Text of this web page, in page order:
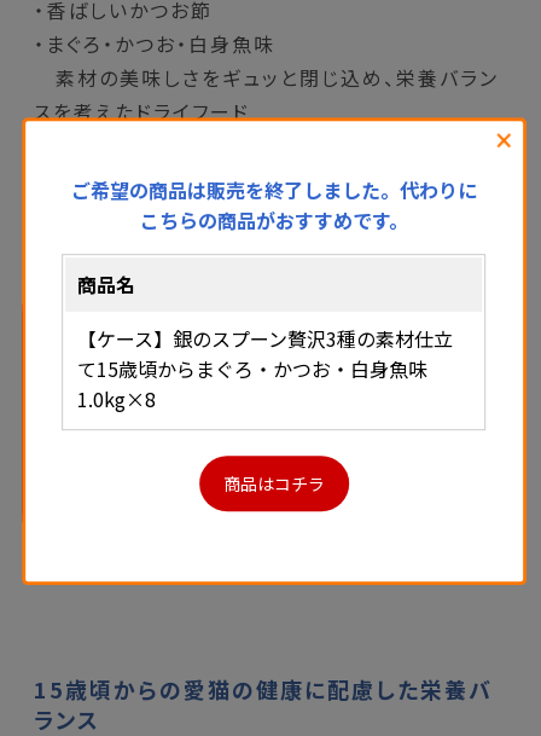
・香ばしいかつお節
・まぐろ・かつお・白身魚味
素材の美味しさをギュッと閉じ込め、栄養バラン
スを考えたドライフード
15歳頃からの愛猫の健康に配慮した栄養バ
ランス
閉
ご希望の商品は販売を終了しました。代わりに
こちらの商品がおすすめです。
商品名
【ケース】銀のスプーン贅沢3種の素材仕立
て15歳頃からまぐろ・かつお・白身魚味
1.0kg×8
商品はコチラ